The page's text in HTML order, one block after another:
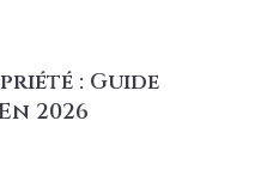
: Guide
2026